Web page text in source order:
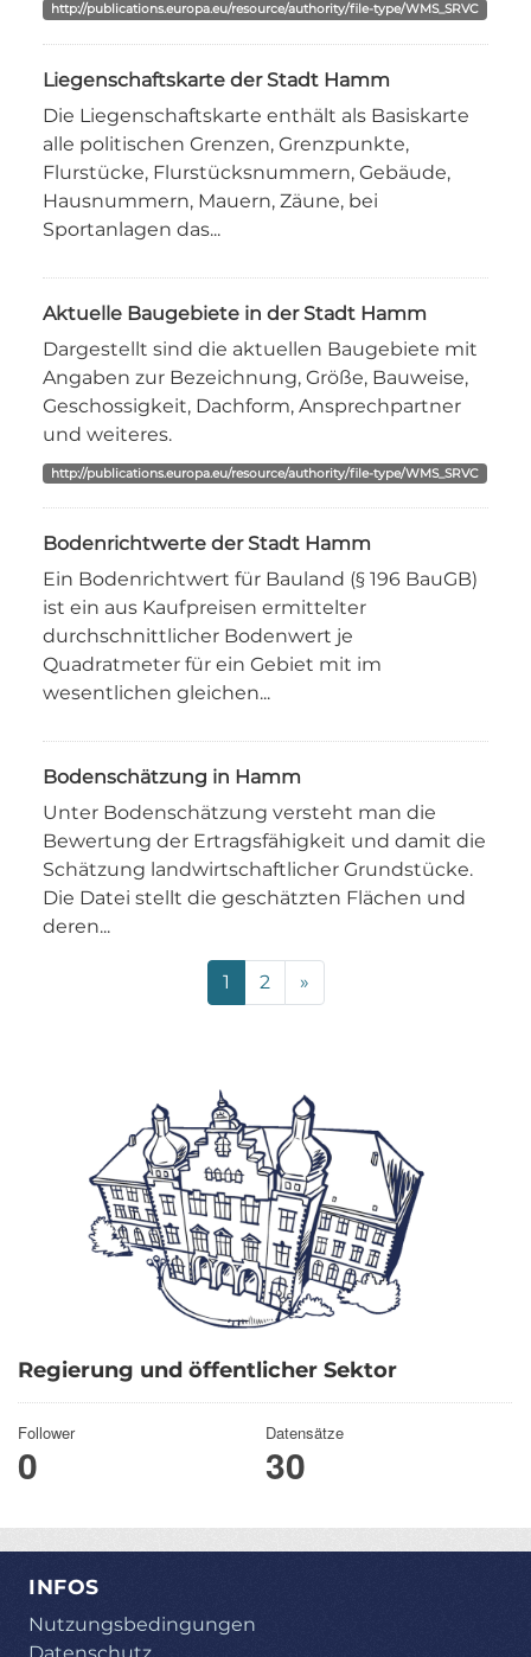
Regierung und öffentlicher Sektor
Follower
0
Datensätze
30
http://publications.europa.eu/resource/authority/file-type/WMS_SRVC
Liegenschaftskarte der Stadt Hamm
Die Liegenschaftskarte enthält als Basiskarte
alle politischen Grenzen, Grenzpunkte,
Flurstücke, Flurstücksnummern, Gebäude,
Hausnummern, Mauern, Zäune, bei
Sportanlagen das...
Aktuelle Baugebiete in der Stadt Hamm
Dargestellt sind die aktuellen Baugebiete mit
Angaben zur Bezeichnung, Größe, Bauweise,
Geschossigkeit, Dachform, Ansprechpartner
und weiteres.
http://publications.europa.eu/resource/authority/file-type/WMS_SRVC
Bodenrichtwerte der Stadt Hamm
Ein Bodenrichtwert für Bauland (§ 196 BauGB)
ist ein aus Kaufpreisen ermittelter
durchschnittlicher Bodenwert je
Quadratmeter für ein Gebiet mit im
wesentlichen gleichen...
Bodenschätzung in Hamm
Unter Bodenschätzung versteht man die
Bewertung der Ertragsfähigkeit und damit die
Schätzung landwirtschaftlicher Grundstücke.
Die Datei stellt die geschätzten Flächen und
deren...
1 2 »
INFOS
Nutzungsbedingungen